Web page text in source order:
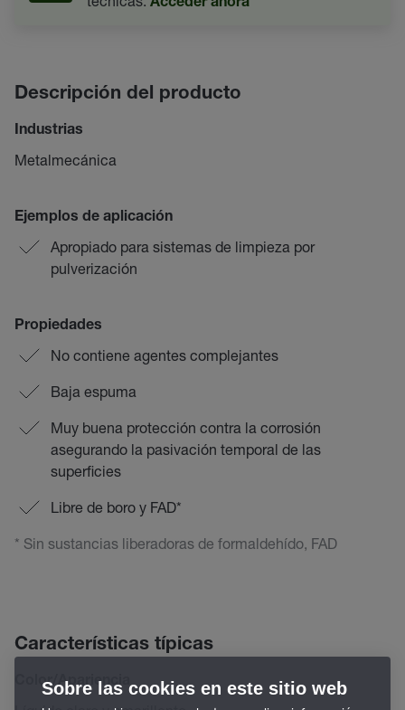
Acceder ahora
Descripción del producto
Industrias
Metalmecánica
Ejemplos de aplicación
Apropiado para sistemas de limpieza por
pulverización
Propiedades
No contiene agentes complejantes
Baja espuma
Muy buena protección contra la corrosión
asegurando la pasivación temporal de las
superficies
Libre de boro y FAD*
* Sin sustancias liberadoras de formaldehído, FAD
Características típicas
Color/Apariencia
Sobre las cookies en este sitio web